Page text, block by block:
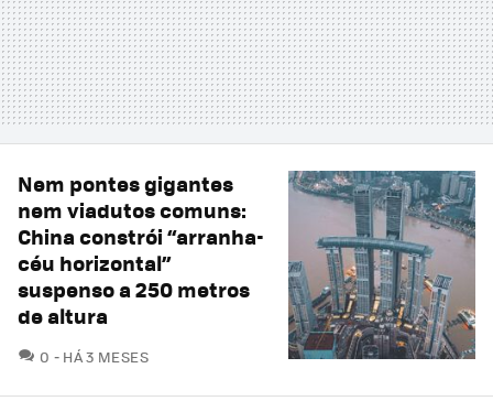
Nem pontes gigantes
nem viadutos comuns:
China constrói “arranha-
céu horizontal”
suspenso a 250 metros
de altura
0 COMENTÁRIOS
HÁ 3 MESES